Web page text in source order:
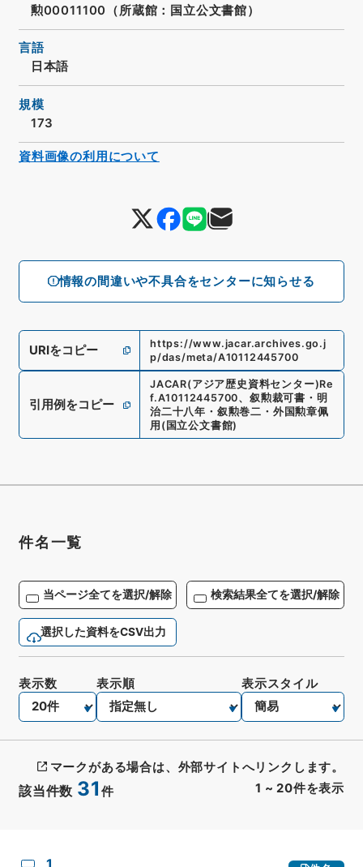
情報の間違いや不具合をセンターに知らせる
勲00011100（所蔵館：国立公文書館）
言語
日本語
規模
173
URIをコピー
https://www.jacar.archives.go.j
p/das/meta/A10112445700
引用例をコピー
JACAR(アジア歴史資料センター)Re
f.A10112445700、 叙勲裁可書・明
治二十八年・叙勲巻二・外国勲章佩
用 ( 国立公文書館)
資料画像の利用について
件名一覧
当ページ全てを選択/解除 検索結果全てを選択/解除
選択した資料をCSV出力
該当件数 31 件 1 ~ 20件を表示
表示数 表示順 表示スタイル
マークがある場合は、外部サイトへリンクします。
1